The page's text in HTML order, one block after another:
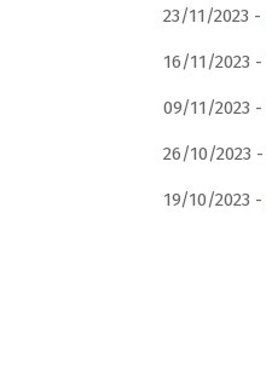
23/11/2023 -
16/11/2023 -
09/11/2023 -
26/10/2023 -
19/10/2023 -